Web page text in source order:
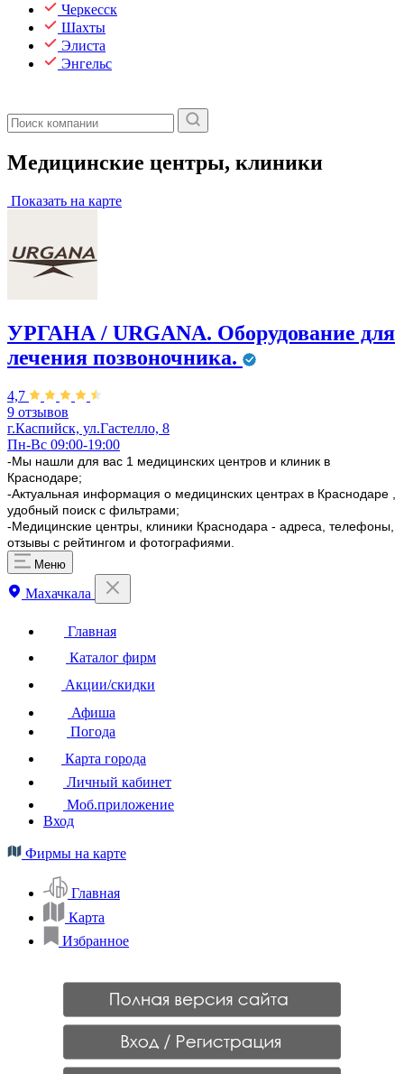
Черкесск
Шахты
Элиста
Энгельс
Медицинские центры, клиники
Показать на карте
УРГАНА / URGANA. Оборудование для
лечения позвоночника.
4,7
9 отзывов
г.Каспийск, ул.Гастелло, 8
Пн-Вс 09:00-19:00
-Мы нашли для вас 1 медицинских центров и клиник в
Краснодаре;
-Актуальная информация о медицинских центрах в Краснодаре ,
удобный поиск с фильтрами;
-Медицинские центры, клиники Краснодара - адреса, телефоны,
отзывы с рейтингом и фотографиями.
Меню
Махачкала
Главная
Каталог фирм
Акции/скидки
Афиша
Погода
Карта города
Личный кабинет
Моб.приложение
Вход
Фирмы на карте
Главная
Карта
Избранное